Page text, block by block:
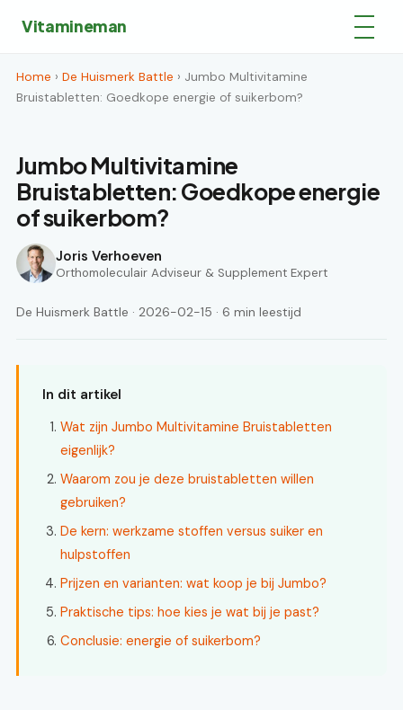
Vitamineman
Home › De Huismerk Battle › Jumbo Multivitamine
Bruistabletten: Goedkope energie of suikerbom?
Jumbo Multivitamine
Bruistabletten: Goedkope energie
of suikerbom?
Joris Verhoeven
Orthomoleculair Adviseur & Supplement Expert
De Huismerk Battle · 2026-02-15 · 6 min leestijd
In dit artikel
Wat zijn Jumbo Multivitamine Bruistabletten
eigenlijk?
Waarom zou je deze bruistabletten willen
gebruiken?
De kern: werkzame stoffen versus suiker en
hulpstoffen
Prijzen en varianten: wat koop je bij Jumbo?
Praktische tips: hoe kies je wat bij je past?
Conclusie: energie of suikerbom?